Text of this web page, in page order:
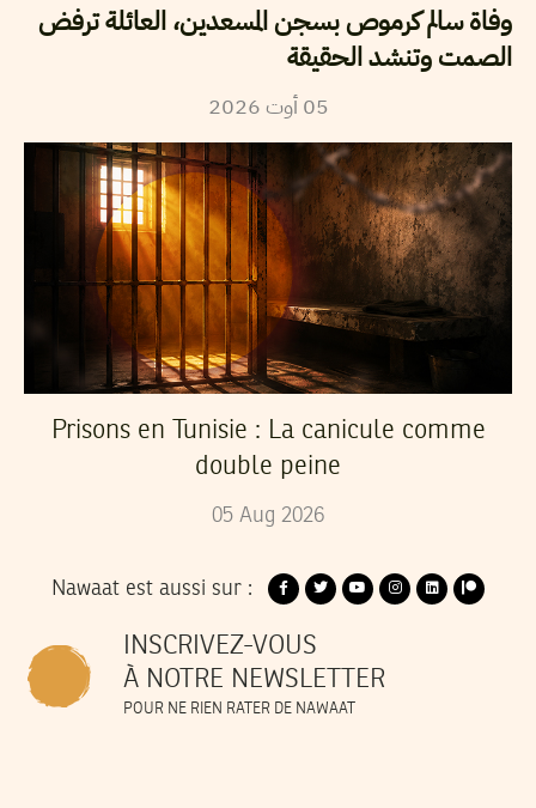
وفاة سالم كرموص بسجن المسعدين، العائلة ترفض
الصمت وتنشد الحقيقة
05 أوت2026
Prisons en Tunisie : La canicule comme
double peine
05 Aug 2026
Nawaat est aussi sur :
INSCRIVEZ-VOUS
À NOTRE NEWSLETTER
POUR NE RIEN RATER DE NAWAAT